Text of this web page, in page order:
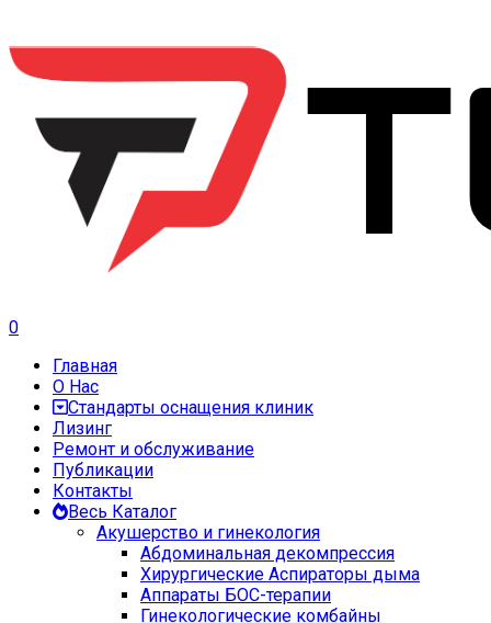
0
Главная
О Нас
Стандарты оснащения клиник
Лизинг
Ремонт и обслуживание
Публикации
Контакты
Весь Каталог
Акушерство и гинекология
Абдоминальная декомпрессия
Хирургические Аспираторы дыма
Аппараты БОС-терапии
Гинекологические комбайны